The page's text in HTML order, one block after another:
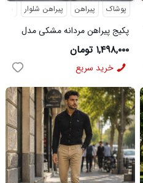
پوشاک پیراهن پیراهن شلوار
پکیج پیراهن مردانه مشکی مدل
VQ شلوار مردانه مشکی مدل
MOBIN
۱,۴۹۸,۰۰۰ تومان
خرید سریع
شلوار مردانه